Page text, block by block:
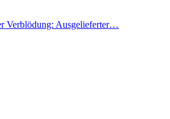
Verblödung: Ausgelieferter…